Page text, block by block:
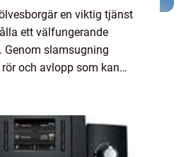
en viktig tjänst
ett välfungerande
Genom slamsugning
och avlopp som kan